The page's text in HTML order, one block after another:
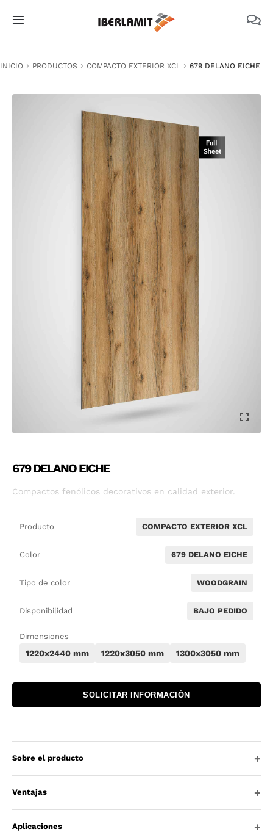
Toggle
NOSOTROS
DOCUMENTACIÓN TÉCNICA
INICIO PRODUCTOS COMPACTO EXTERIOR XCL 679 DELANO EICHE
679 DELANO EICHE
Compactos fenólicos decorativos en calidad exterior.
Producto COMPACTO EXTERIOR XCL
Color 679 DELANO EICHE
Tipo de color WOODGRAIN
Disponibilidad BAJO PEDIDO
Dimensiones
1220x2440 mm 1220x3050 mm 1300x3050 mm
SOLICITAR INFORMACIÓN
Sobre el producto
Ventajas
Aplicaciones